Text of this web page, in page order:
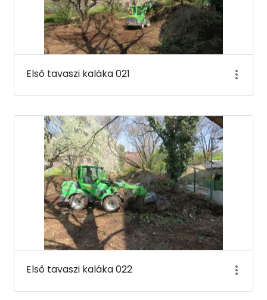
Első tavaszi kaláka 021
Első tavaszi kaláka 022